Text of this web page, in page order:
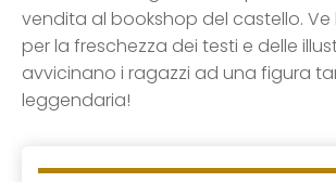
vendita al bookshop del castello. Ve
per la freschezza dei testi e delle
avvicinano i ragazzi ad una figura
leggendaria!